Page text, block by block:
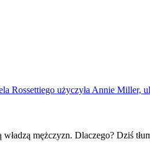
mężczyzn. Dlaczego? Dziś